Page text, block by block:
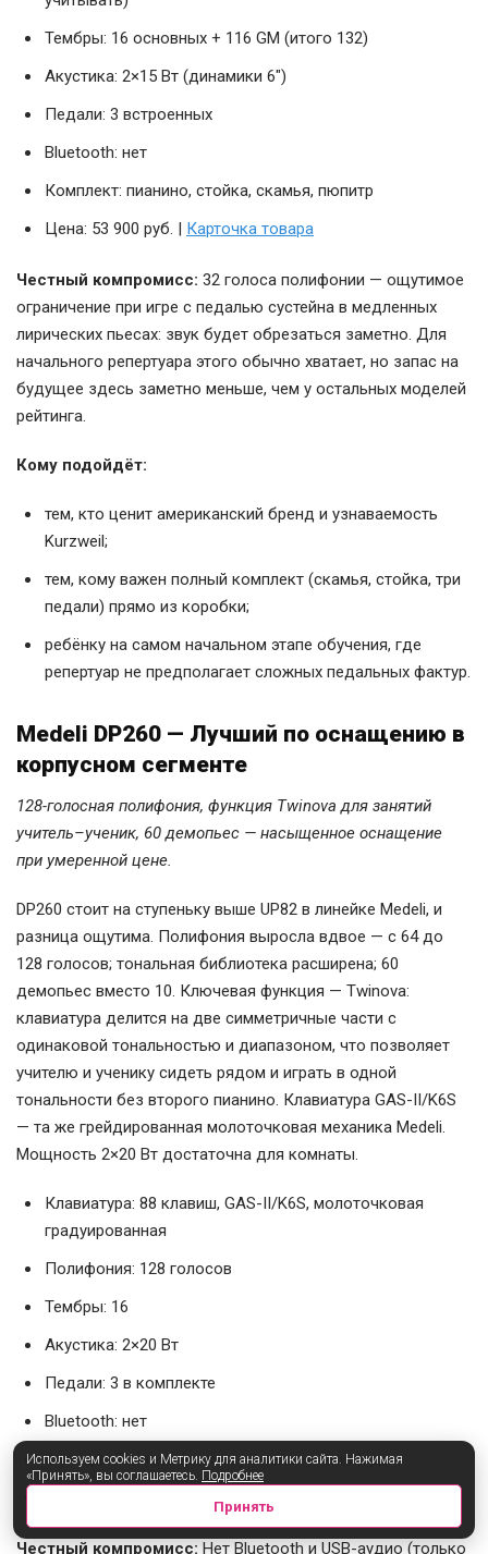
Тембры: 16 основных + 116 GM (итого 132)
Акустика: 2×15 Вт (динамики 6″)
Педали: 3 встроенных
Bluetooth: нет
Комплект: пианино, стойка, скамья, пюпитр
Цена: 53 900 руб. | Карточка товара
Честный компромисс: 32 голоса полифонии — ощутимое
ограничение при игре с педалью сустейна в медленных
лирических пьесах: звук будет обрезаться заметно. Для
начального репертуара этого обычно хватает, но запас на
будущее здесь заметно меньше, чем у остальных моделей
рейтинга.
Кому подойдёт:
тем, кто ценит американский бренд и узнаваемость
Kurzweil;
тем, кому важен полный комплект (скамья, стойка, три
педали) прямо из коробки;
ребёнку на самом начальном этапе обучения, где
репертуар не предполагает сложных педальных фактур.
Medeli DP260 — Лучший по оснащению в
корпусном сегменте
128-голосная полифония, функция Twinova для занятий
учитель–ученик, 60 демопьес — насыщенное оснащение
при умеренной цене.
DP260 стоит на ступеньку выше UP82 в линейке Medeli, и
разница ощутима. Полифония выросла вдвое — с 64 до
128 голосов; тональная библиотека расширена; 60
демопьес вместо 10. Ключевая функция — Twinova:
клавиатура делится на две симметричные части с
одинаковой тональностью и диапазоном, что позволяет
учителю и ученику сидеть рядом и играть в одной
тональности без второго пианино. Клавиатура GAS-II/K6S
— та же грейдированная молоточковая механика Medeli.
Мощность 2×20 Вт достаточна для комнаты.
Клавиатура: 88 клавиш, GAS-II/K6S, молоточковая
градуированная
Полифония: 128 голосов
Тембры: 16
Акустика: 2×20 Вт
Педали: 3 в комплекте
Bluetooth: нет
Функция Twinova (режим учитель–ученик): да
Карточка товара
Честный компромисс: Нет Bluetooth и USB-аудио (только
Используем cookies и Метрику для аналитики сайта. Нажимая
«Принять», вы соглашаетесь. Подробнее
Принять